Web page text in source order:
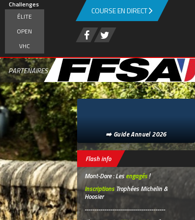
Challenges
ÉLITE
OPEN
VHC
PARTENAIRES
COURSE EN DIRECT
➡️ Guide Annuel 2026
Flash info
Mont-Dore : Lesengagés!
InscriptionsTrophées Michelin &
Hoosier
-----------------------------------------